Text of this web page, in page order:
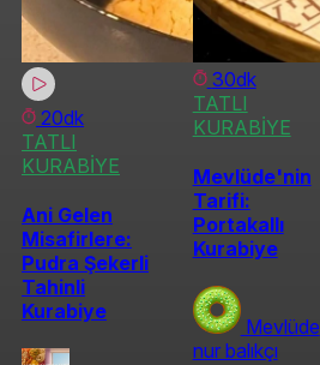
20dk
TATLI
KURABİYE
Ani Gelen
Misafirlere:
Pudra Şekerli
Tahinli
Kurabiye
30dk
TATLI
KURABİYE
Mevlüde'nin
Tarifi:
Portakallı
Kurabiye
Mevlüde
nur balıkçı